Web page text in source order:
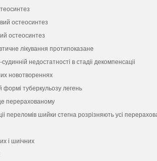
остеосинтез
остеосинтез
лiкування протипоказане
недостатностi в стадii декомпенсацii
новотвореннях
формi туберкульозу легень
перерахованому
переломiв шийки стегна розрiзняють усi
i шиiчних